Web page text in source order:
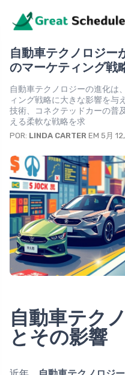
自動車テクノロジー
のマーケティング戦
自動車テクノロジーの進化は
ィング戦略に大きな影響を与
技術、コネクテッドカーの普
える柔軟な戦略を求
POR: LINDA CARTER EM 5月
自動車テク
とその影響